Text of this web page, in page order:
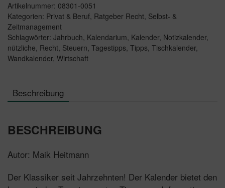
Artikelnummer: 08301-0051
Kategorien: Privat & Beruf, Ratgeber Recht, Selbst- &
Zeitmanagement
Schlagwörter: Jahrbuch, Kalendarium, Kalender, Notizkalender,
nützliche, Recht, Steuern, Tagestipps, Tipps, Tischkalender,
Wandkalender, Wirtschaft
Beschreibung
BESCHREIBUNG
Autor: Maik Heitmann
Der Klassiker seit Jahrzehnten! Der Kalender bietet den